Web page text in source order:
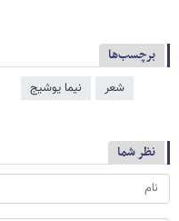
برچسب‌ها
شعر نیما یوشیج
نظر شما